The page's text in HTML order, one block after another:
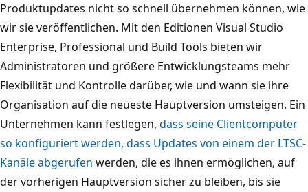
Produktupdates nicht so schnell übernehmen können, wie
wir sie veröffentlichen. Mit den Editionen Visual Studio
Enterprise, Professional und Build Tools bieten wir
Administratoren und größere Entwicklungsteams mehr
Flexibilität und Kontrolle darüber, wie und wann sie ihre
Organisation auf die neueste Hauptversion umsteigen. Ein
Unternehmen kann festlegen, dass seine Clientcomputer
so konfiguriert werden, dass Updates von einem der LTSC-
Kanäle abgerufen werden, die es ihnen ermöglichen, auf
der vorherigen Hauptversion sicher zu bleiben, bis sie